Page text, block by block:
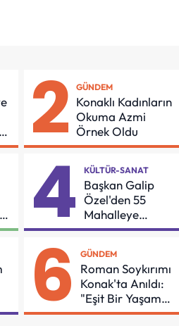
2 GÜNDEM
Konaklı Kadınların
Okuma Azmi
Örnek Oldu
4 KÜLTÜR-SANAT
Başkan Galip
Özel'den 55
Mahalleye
Çocuk Şenliği
6 GÜNDEM
Roman Soykırımı
Konak'ta Anıldı:
"Eşit Bir Yaşam
İçin Mücadeleyi